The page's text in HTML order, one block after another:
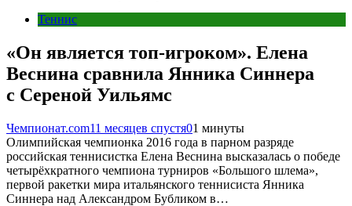
Теннис
«Он является топ-игроком». Елена
Веснина сравнила Янника Синнера
с Сереной Уильямс
Чемпионат.com11 месяцев спустя01 минуты
Олимпийская чемпионка 2016 года в парном разряде
российская теннисистка Елена Веснина высказалась о победе
четырёхкратного чемпиона турниров «Большого шлема»,
первой ракетки мира итальянского теннисиста Янника
Синнера над Александром Бубликом в…